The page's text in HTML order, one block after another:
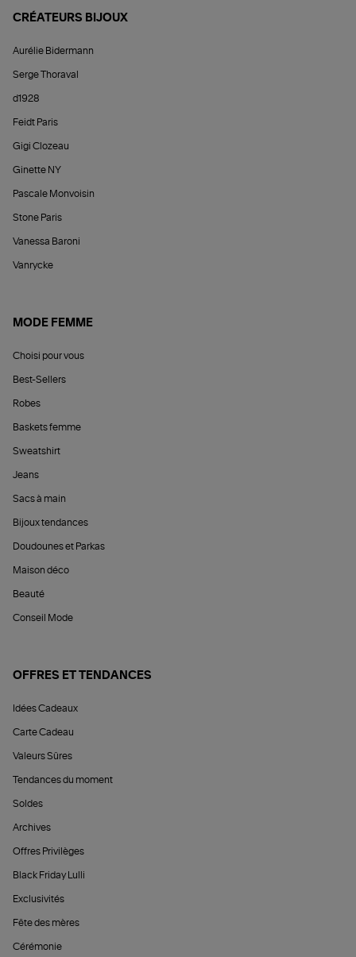
CRÉATEURS BIJOUX
Aurélie Bidermann
Serge Thoraval
d1928
Feidt Paris
Gigi Clozeau
Ginette NY
Pascale Monvoisin
Stone Paris
Vanessa Baroni
Vanrycke
MODE FEMME
Choisi pour vous
Best-Sellers
Robes
Baskets femme
Sweatshirt
Jeans
Sacs à main
Bijoux tendances
Doudounes et Parkas
Maison déco
Beauté
Conseil Mode
OFFRES ET TENDANCES
Idées Cadeaux
Carte Cadeau
Valeurs Sûres
Tendances du moment
Soldes
Archives
Offres Privilèges
Black Friday Lulli
Exclusivités
Fête des mères
Cérémonie